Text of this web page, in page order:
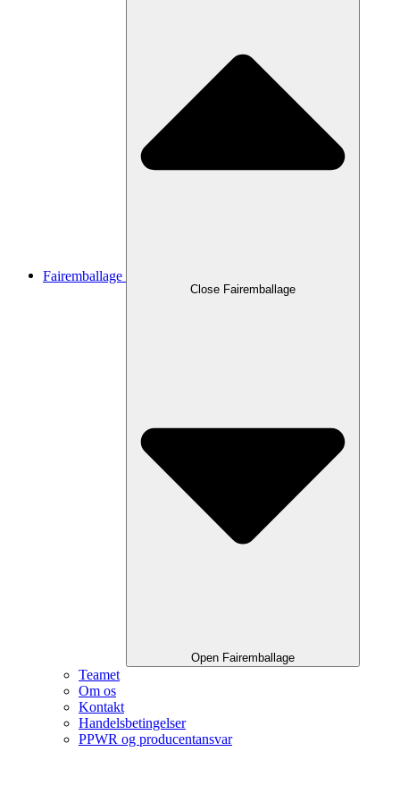
Fairemballage
Close Fairemballage
Open Fairemballage
Teamet
Om os
Kontakt
Handelsbetingelser
PPWR og producentansvar